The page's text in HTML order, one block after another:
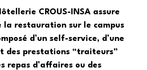
CROUS-INSA assure
la restauration sur le campus
d’un self-service, d’une
des prestations “traiteurs”
repas d’affaires ou des